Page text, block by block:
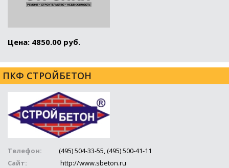
Цена: 4850.00 руб.
ПКФ СТРОЙБЕТОН
Телефон:
(495) 504-33-55, (495) 500-41-11
Сайт:
http://www.sbeton.ru